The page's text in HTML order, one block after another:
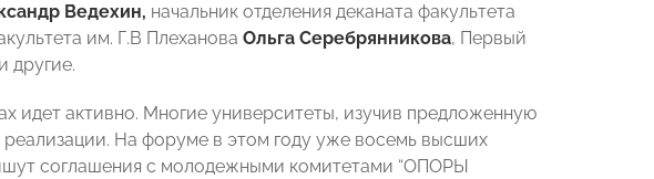
Ведехин, начальник отделения деканата факультета
им. Г.В Плеханова Ольга Серебрянникова, Первый
и другие.
идет активно. Многие университеты, изучив предложенную
На форуме в этом году уже восемь высших
соглашения с молодежными комитетами “ОПОРЫ